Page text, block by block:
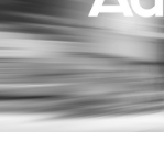
Menu
Home
9 sept: GenAI-
12 nov: